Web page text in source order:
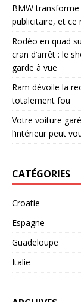
BMW
publicitaire, et ce
Rodéo en quad
cran d’arrêt : le
garde à vue
Ram dévoile la
totalement fou
Votre voiture
l’intérieur peut
CATÉGORIES
Croatie
Espagne
Guadeloupe
Italie